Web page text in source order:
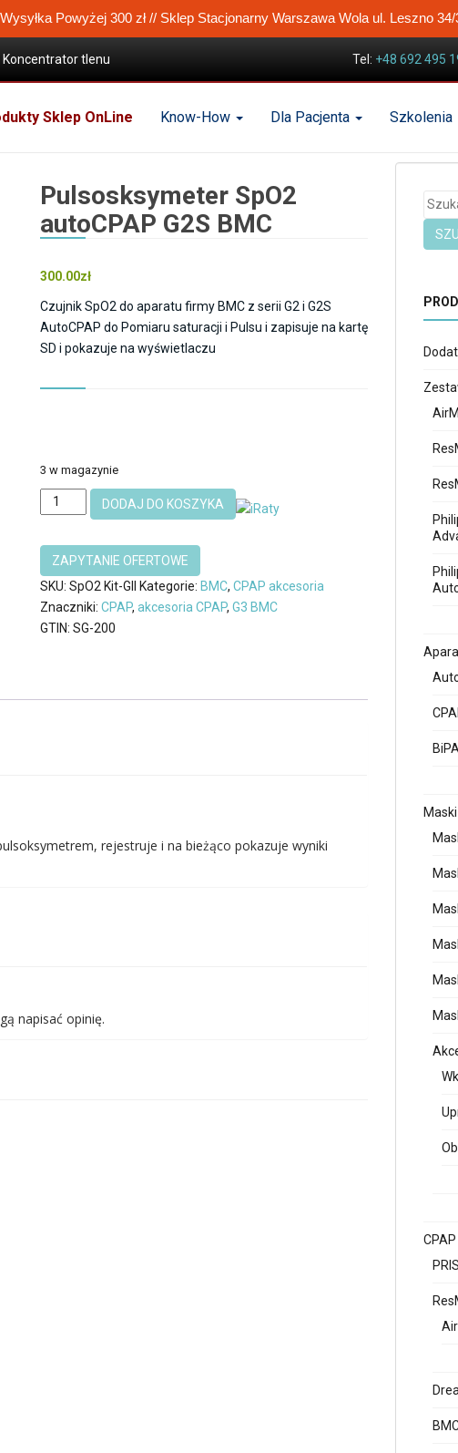
Powyżej 300 zł // Sklep Stacjonarny Warszawa Wola ul. Leszno 34/
Koncentrator tlenu
SpO2 autoCPAP G2S BMC
Tel: +48 692 495
Sklep OnLine Know-How Dla Pacjenta Szkolenia
Pulsosksymeter SpO2
autoCPAP G2S BMC
300.00zł
Czujnik SpO2 do aparatu firmy BMC z serii G2 i G2S
AutoCPAP do Pomiaru saturacji i Pulsu i zapisuje na kartę
SD i pokazuje na wyświetlaczu
3 w magazynie
ilość
Pulsosksymeter
autoCPAP
G2S
BMC
DODAJ DO KOSZYKA
SKU: SpO2 Kit-GII Kategorie: BMC, CPAP akcesoria
Znaczniki: CPAP, akcesoria CPAP, G3 BMC
GTIN: SG-200
rejestruje i na bieżąco pokazuje wyniki
napisać opinię.